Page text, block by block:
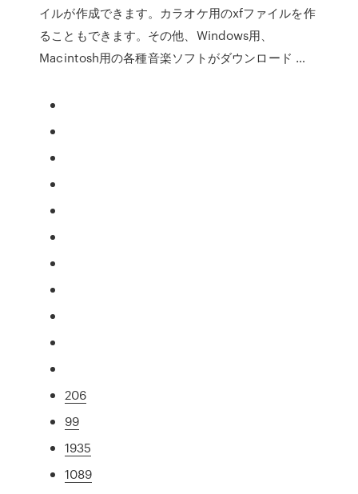
イルが作成できます。カラオケ用のxfファイルを作
ることもできます。その他、Windows用、
Macintosh用の各種音楽ソフトがダウンロード …
206
99
1935
1089